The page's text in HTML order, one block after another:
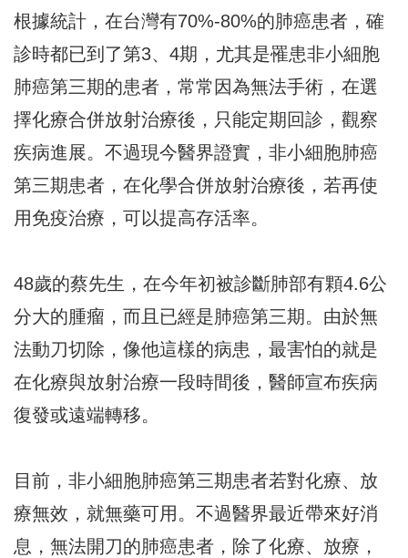
根據統計，在台灣有70%-80%的肺癌患者，確
診時都已到了第3、4期，尤其是罹患非小細胞
肺癌第三期的患者，常常因為無法手術，在選
擇化療合併放射治療後，只能定期回診，觀察
疾病進展。不過現今醫界證實，非小細胞肺癌
第三期患者，在化學合併放射治療後，若再使
用免疫治療，可以提高存活率。
48歲的蔡先生，在今年初被診斷肺部有顆4.6公
分大的腫瘤，而且已經是肺癌第三期。由於無
法動刀切除，像他這樣的病患，最害怕的就是
在化療與放射治療一段時間後，醫師宣布疾病
復發或遠端轉移。
目前，非小細胞肺癌第三期患者若對化療、放
療無效，就無藥可用。不過醫界最近帶來好消
息，無法開刀的肺癌患者，除了化療、放療，